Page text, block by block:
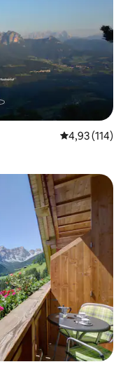
Средна
4,93 (114)